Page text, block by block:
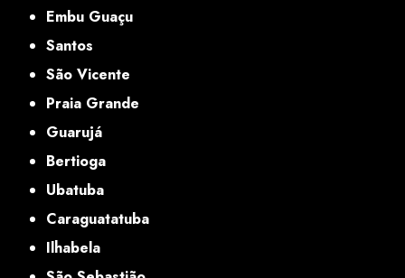
Embu Guaçu
Santos
São Vicente
Praia Grande
Guarujá
Bertioga
Ubatuba
Caraguatatuba
Ilhabela